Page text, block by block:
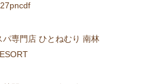
パ専門店 ひとねむり 南林